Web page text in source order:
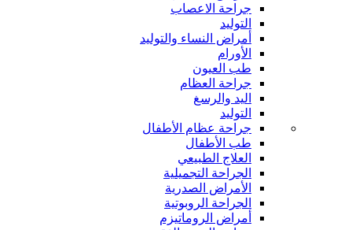
جراحة الاعصاب
التوليد
أمراض النساء والتوليد
الأورام
طب العيون
جراحة العظام
اليد والرسغ
التوليد
جراحة عظام الأطفال
طب الأطفال
العلاج الطبيعي
الجراحة التجميلية
الأمراض الصدرية
الجراحة الروبوتية
أمراض الروماتيزم